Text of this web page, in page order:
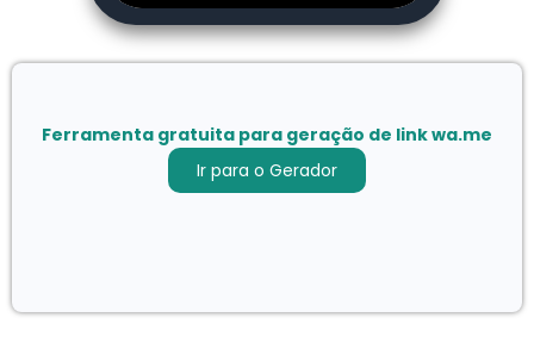
Ferramenta gratuita para geração de link wa.me
Ir para o Gerador